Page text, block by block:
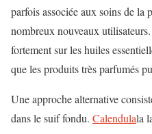
parfois associée aux soins de la
nombreux nouveaux
fortement sur les huiles
que les produits très parfumés
Une approche alternative
dans le suif fondu. Calendulala